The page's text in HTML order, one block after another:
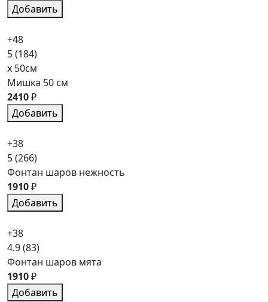
Добавить
+48
5(184)
x 50см
Мишка 50 см
2410₽
Добавить
+38
5(266)
Фонтан шаров нежность
1910₽
Добавить
+38
4.9(83)
Фонтан шаров мята
1910₽
Добавить